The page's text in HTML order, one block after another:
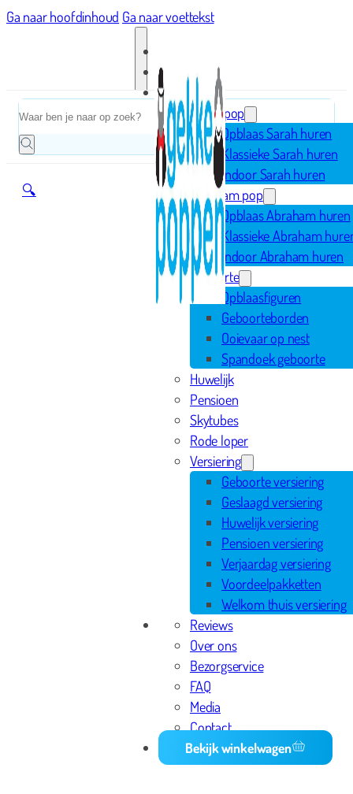
Ga naar hoofdinhoud Ga naar voettekst
Home
Sarah pop
Opblaas Sarah huren
Klassieke Sarah huren
Indoor Sarah huren
Abraham pop
Opblaas Abraham huren
Klassieke Abraham
Indoor Abraham huren
Geboorte
Opblaasfiguren
Geboorteborden
Ooievaar op nest
Spandoek geboorte
Huwelijk
Pensioen
Skytubes
Rode loper
Versiering
Geboorte versiering
Geslaagd versiering
Huwelijk versiering
Pensioen versiering
Verjaardag versiering
Voordeelpakketten
Welkom thuis versiering
Reviews
Over ons
Bezorgservice
FAQ
Media
Contact
Bekijk winkelwagen
Zoeken
🔍